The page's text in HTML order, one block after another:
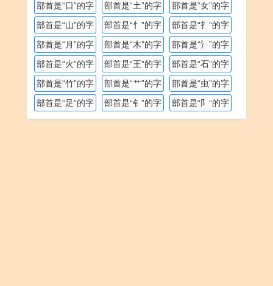
部首是“口”的字
部首是“土”的字
部首是“女”的字
部首是“山”的字
部首是“忄”的字
部首是“扌”的字
部首是“月”的字
部首是“木”的字
部首是“氵”的字
部首是“火”的字
部首是“王”的字
部首是“石”的字
部首是“竹”的字
部首是“艹”的字
部首是“虫”的字
部首是“足”的字
部首是“钅”的字 部首是“阝”的字